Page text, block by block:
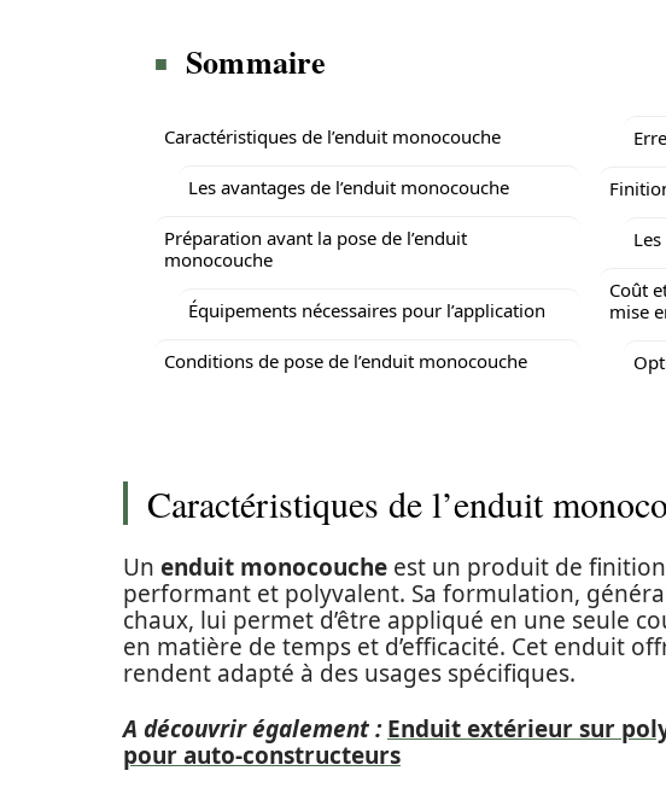
Sommaire
Caractéristiques de l’enduit monocouche
Les avantages de l’enduit monocouche
Préparation avant la pose de l’enduit
monocouche
Équipements nécessaires pour l’application
Conditions de pose de l’enduit monocouche
Coût
mise
Caractéristiques de l’enduit
Un enduit monocouche est un produit de
performant et polyvalent. Sa formulation,
chaux, lui permet d’être appliqué en une seule
en matière de temps et d’efficacité. Cet enduit
rendent adapté à des usages spécifiques.
A découvrir également : Enduit extérieur sur
pour auto-constructeurs